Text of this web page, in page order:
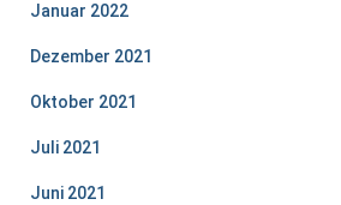
Januar 2022
Dezember 2021
Oktober 2021
Juli 2021
Juni 2021